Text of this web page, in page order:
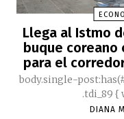
Llega al Istmo
buque coreano
para el
body.single-
DIANA